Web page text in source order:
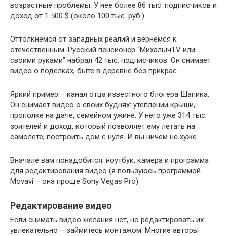
возрастные проблемы. У нее более 86 тыс. подписчиков и
доход от 1 500 $ (около 100 тыс. руб.)
Оттолкнемся от западных реалий и вернемся к
отечественным. Русский пенсионер “МихалычTV или
своими руками” набрал 42 тыс. подписчиков. Он снимает
видео о поделках, быте в деревне без прикрас.
Яркий пример – канал отца известного блогера Шапика.
Он снимает видео о своих буднях: утеплении крыши,
прополке на даче, семейном ужине. У него уже 314 тыс.
зрителей и доход, который позволяет ему летать на
самолете, построить дом с нуля. И вы ничем не хуже.
Вначале вам понадобится: ноутбук, камера и программа
для редактирования видео (я пользуюсь программой
Movavi – она проще Sony Vegas Pro).
Редактирование видео
Если снимать видео желания нет, но редактировать их
увлекательно – займитесь монтажом. Многие авторы